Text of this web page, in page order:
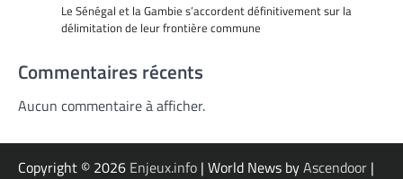
Le Sénégal et la Gambie s’accordent définitivement sur la
délimitation de leur frontière commune
Commentaires récents
Aucun commentaire à afficher.
Copyright © 2026 Enjeux.info | World News byAscendoor |